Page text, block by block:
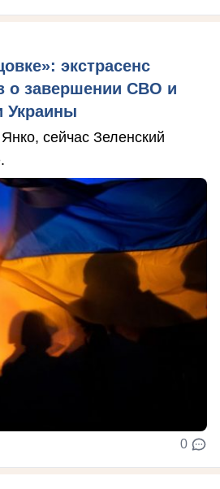
экстрасенс
о завершении СВО и
Украины
сейчас Зеленский
0